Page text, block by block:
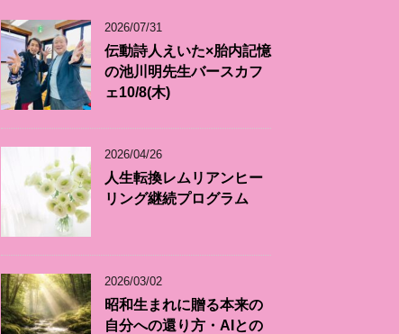
2026/07/31
伝動詩人えいた×胎内記憶
の池川明先生バースカフ
ェ10/8(木)
2026/04/26
人生転換レムリアンヒー
リング継続プログラム
2026/03/02
昭和生まれに贈る本来の
自分への還り方・AIとの